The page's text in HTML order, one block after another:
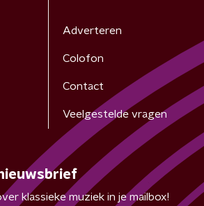
Adverteren
Colofon
Contact
Veelgestelde vragen
klassieke muziek in je mailbox!